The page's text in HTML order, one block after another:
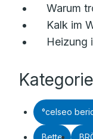
Warum
Kalk im
Heizung
°celseo